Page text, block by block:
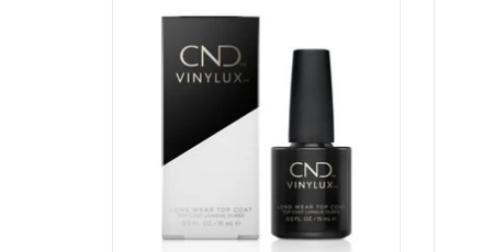
je gegarandeerd van een week lang een
schitterende, hoogglans polish! De
innovatieve ProLight technologie zorgt
ervoor dat de topcoat in natuurlijk licht
uithard
TOEVOEGEN AAN WINKELWAGEN